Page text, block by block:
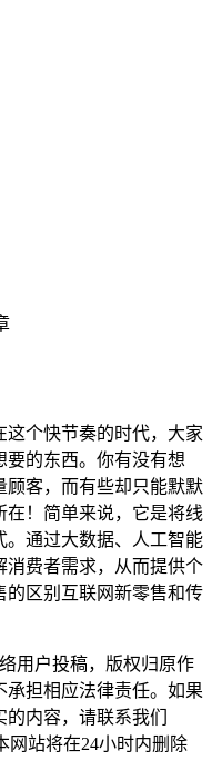
这个快节奏的时代，大家
的东西。你有没有想
顾客，而有些却只能默默
！简单来说，它是将线
。通过大数据、人工智能
消费者需求，从而提供个
的区别互联网新零售和传
用户投稿，版权归原作
担相应法律责任。如果
内容，请联系我们
网站将在24小时内删除